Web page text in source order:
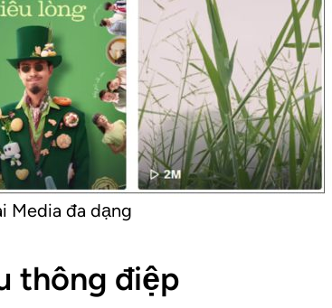
Media đa dạng
thông điệp